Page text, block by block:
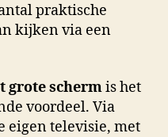
praktische
kijken via een
grote schermis het
voordeel. Via
eigen televisie, met